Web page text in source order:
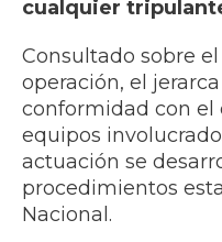
cualquier
Consultado sobre
operación, el
conformidad con el
equipos
actuación se
procedimientos
Nacional.